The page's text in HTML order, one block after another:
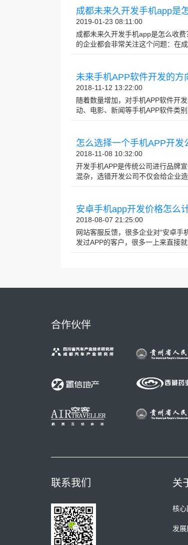
成都未来久开发手机app是
2019-01-23 08:11:00
成都未来久开发手机app是怎么收
的企业都会非常关注这个问题：在
未来手机APP软件开发的方
2018-11-12 13:22:00
随着数量增加，对手机APP软件开
动、电影、新闻等手机APP软件类
怎么选择一个手机APP开发
2018-11-08 10:32:00
开发手机APP是传统公司进行品牌
混杂，选错开发公司不仅会给企业
安卓手机app开发价格怎么
2018-08-07 21:25:00
网站客服反馈，很多企业对“安卓
发过APP的客户，很多一上来直接
合作伙伴
联系我们 关
核心
发